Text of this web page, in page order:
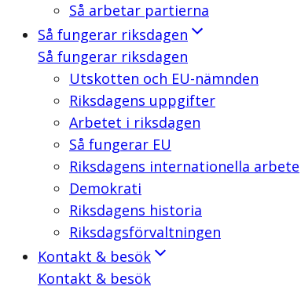
Så arbetar partierna
Så fungerar riksdagen
Så fungerar riksdagen
Utskotten och EU-nämnden
Riksdagens uppgifter
Arbetet i riksdagen
Så fungerar EU
Riksdagens internationella arbete
Demokrati
Riksdagens historia
Riksdagsförvaltningen
Kontakt & besök
Kontakt & besök